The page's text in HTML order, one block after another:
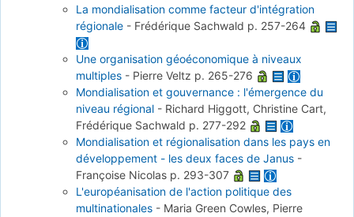
La mondialisation comme facteur d'intégration
régionale - Frédérique Sachwald p. 257-264
Une organisation géoéconomique à niveaux
multiples - Pierre Veltz p. 265-276
Mondialisation et gouvernance : l'émergence du
niveau régional - Richard Higgott, Christine Cart,
Frédérique Sachwald p. 277-292
Mondialisation et régionalisation dans les pays en
développement - les deux faces de Janus -
Françoise Nicolas p. 293-307
L'européanisation de l'action politique des
multinationales - Maria Green Cowles, Pierre